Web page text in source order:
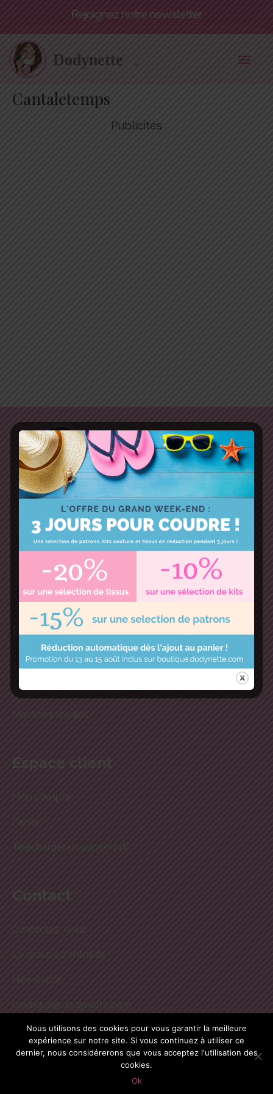
Rejoignez notre newsletter
Cantaletemps
Publicités
Des patrons de couture très détaillés, une collection de
kits avec tout le nécessaire pour vos moments créatifs
et de jolis tissus.
Informations
Conditions générales de ventes
Politique de confidentialité
Mentions légales
Espace client
Mon compte
Panier
Télécharger un patron pdf
Contact
Contactez-nous
Le groupe d'entraide
Newsletter
boutique@dodynette.com
Site réalisé par CG-Nümerik
Nous utilisons des cookies pour vous garantir la meilleure
expérience sur notre site. Si vous continuez à utiliser ce
dernier, nous considérerons que vous acceptez l'utilisation des
cookies.
Ok